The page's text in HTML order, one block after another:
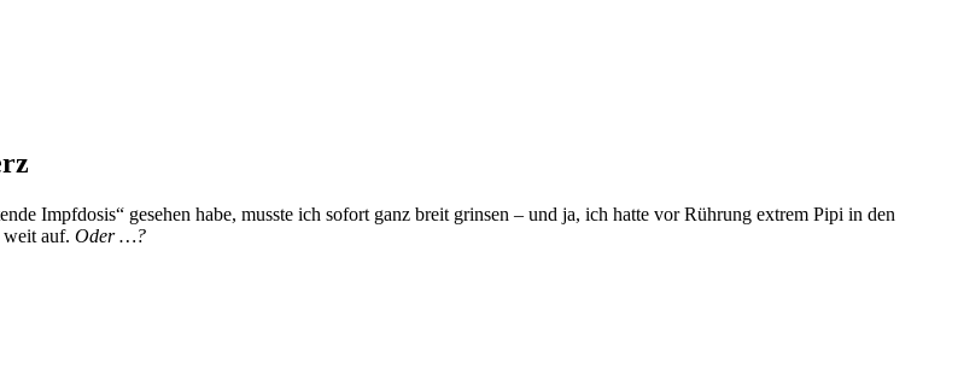
Impfdosis“ gesehen habe, musste ich sofort ganz breit grinsen – und ja, ich hatte vor Rührung extrem Pipi in den
weit auf. Oder …?